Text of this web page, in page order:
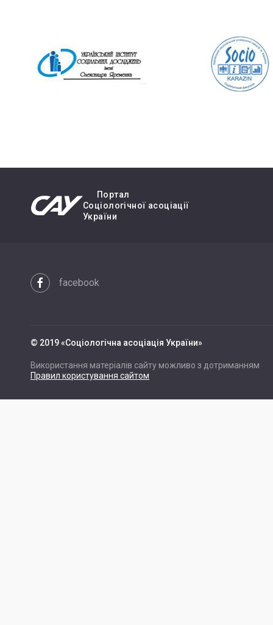
Портал
Cоціологічної асоціації
України
facebook
© 2019 «Cоціологічна асоціація України»
Використання матеріалів сайту можливо з дотриманням
Правил користування сайтом